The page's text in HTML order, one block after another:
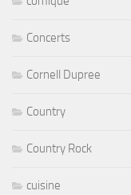
Concerts
Cornell Dupree
Country
Country Rock
cuisine